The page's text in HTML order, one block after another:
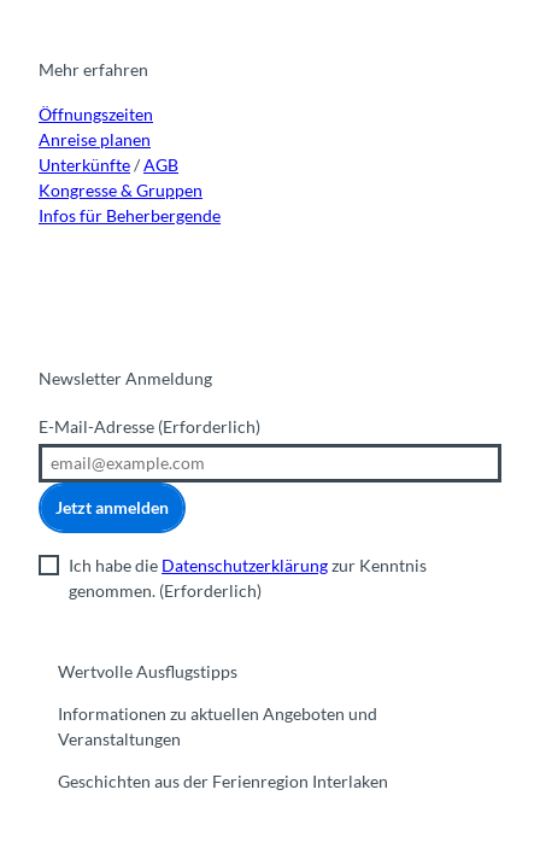
r
m
o
e
Mehr erfahren
Öffnungszeiten
Anreise planen
Unterkünfte/AGB
Kongresse & Gruppen
Infos für Beherbergende
Newsletter Anmeldung
E-Mail-Adresse (Erforderlich)
Jetzt anmelden
Ich habe die Datenschutzerklärungzur Kenntnis
genommen. (Erforderlich)
Wertvolle Ausflugstipps
Informationen zu aktuellen Angeboten und
Veranstaltungen
Geschichten aus der Ferienregion Interlaken